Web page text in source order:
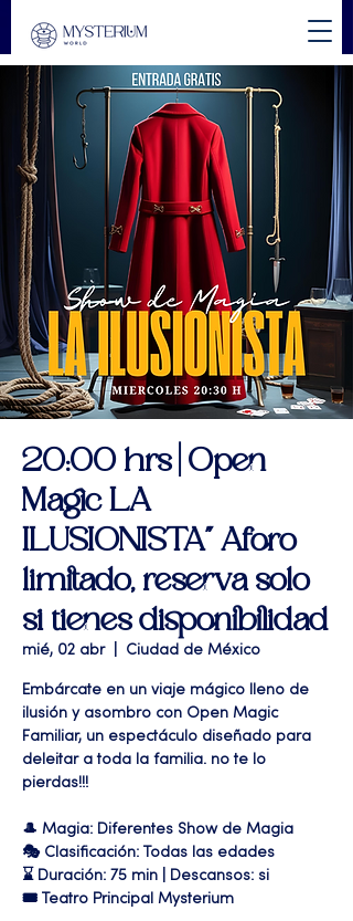
20:00 hrs | Open
Magic LA
ILUSIONISTA" Aforo
limitado, reserva solo
si tienes disponibilidad
mié, 02 abr
  |
Ciudad de México
Embárcate en un viaje mágico lleno de
ilusión y asombro con Open Magic
Familiar, un espectáculo diseñado para
deleitar a toda la familia. no te lo
pierdas!!!
🎩 Magia: Diferentes Show de Magia
🎭 Clasificación: Todas las edades
⌛ Duración: 75 min | Descansos: si
🎟 Teatro Principal Mysterium